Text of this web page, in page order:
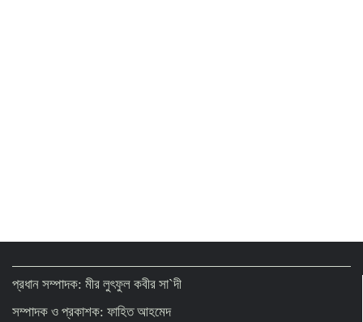
প্রধান সম্পাদক: মীর লুৎফুল কবীর সা`দী
সম্পাদক ও প্রকাশক: ফাহিত আহমেদ